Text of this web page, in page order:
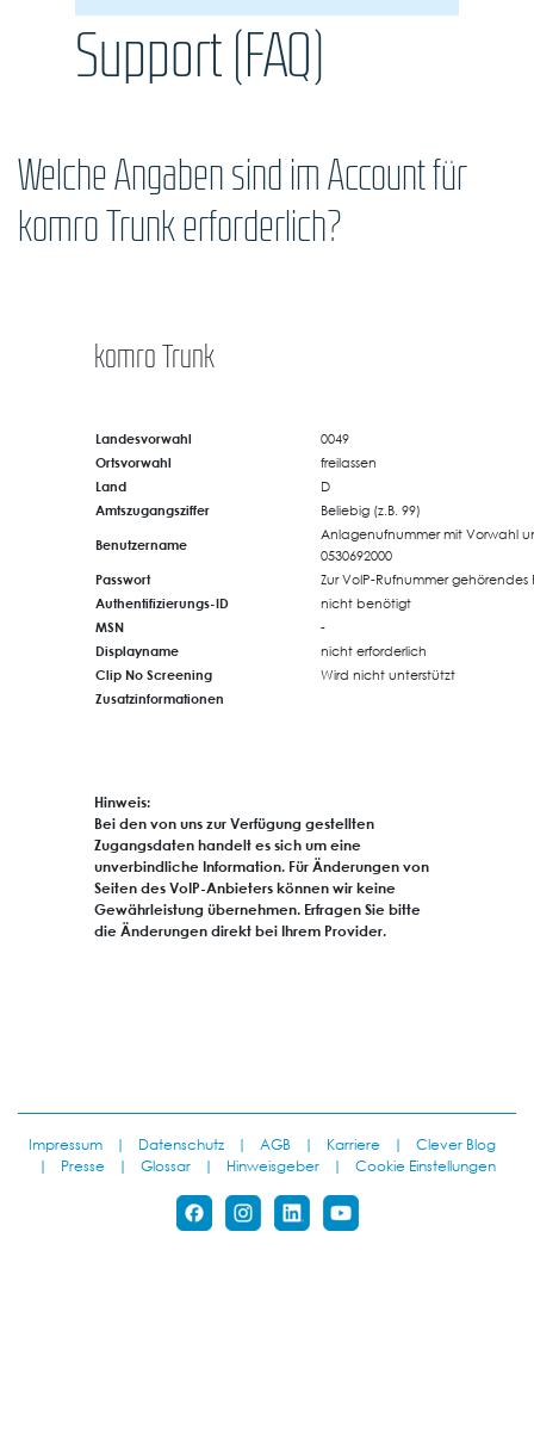
Support (FAQ)
Welche Angaben sind im Account für
komro Trunk erforderlich?
komro Trunk
Landesvorwahl
0049
Ortsvorwahl
freilassen
Land
D
Amtszugangsziffer
Beliebig (z.B. 99)
Benutzername
Anlagenufnummer mit Vorwahl
0530692000
Passwort
Zur VoIP-Rufnummer gehörendes
Authentifizierungs-ID
nicht benötigt
MSN
-
Displayname
nicht erforderlich
Clip No Screening
Wird nicht unterstützt
Zusatzinformationen
Hinweis:
Bei den von uns zur Verfügung gestellten
Zugangsdaten handelt es sich um eine
unverbindliche Information. Für Änderungen von
Seiten des VoIP-Anbieters können wir keine
Gewährleistung übernehmen. Erfragen Sie bitte
die Änderungen direkt bei Ihrem Provider.
Impressum | Datenschutz | AGB | Karriere |
Clever Blog
|
Presse | Glossar | Hinweisgeber | Cookie Einstellungen